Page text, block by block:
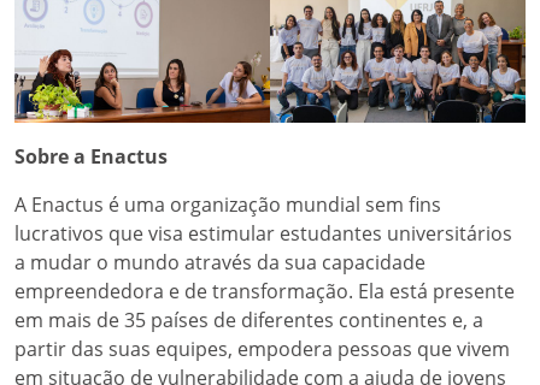
Sobre a Enactus
A Enactus é uma organização mundial sem fins
lucrativos que visa estimular estudantes universitários
a mudar o mundo através da sua capacidade
empreendedora e de transformação. Ela está presente
em mais de 35 países de diferentes continentes e, a
partir das suas equipes, empodera pessoas que vivem
em situação de vulnerabilidade com a ajuda de jovens